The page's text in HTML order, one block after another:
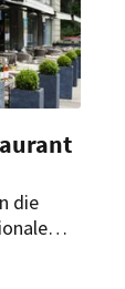
die